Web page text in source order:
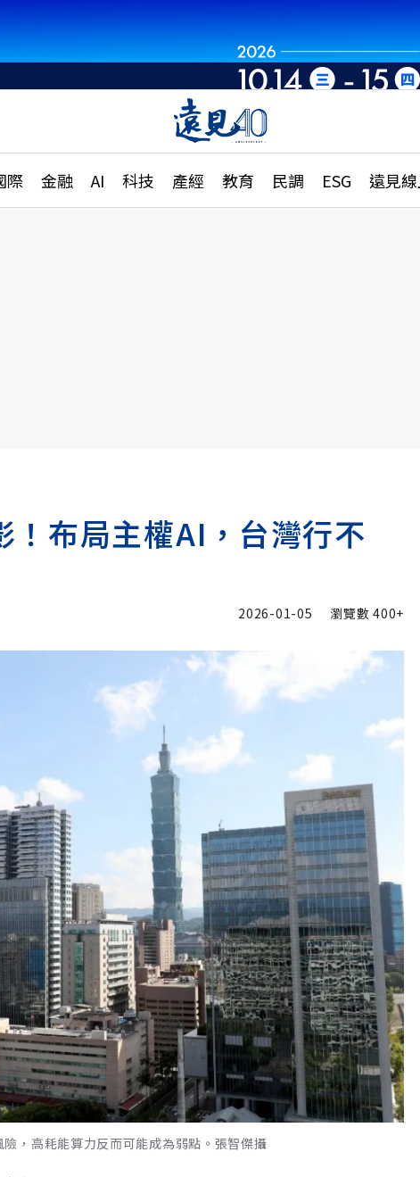
際 金融 AI 科技 產經 教育 民調 ESG 遠見
國際
特輯
大學升學、職涯攻略
縣市施政調查全解析
布局主權AI，台灣行不
2026-01-05 瀏覽數400+
，高耗能算力反而可能成為弱點。張智傑攝